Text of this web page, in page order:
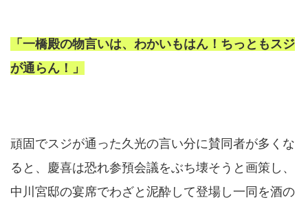
「一橋殿の物言いは、わかいもはん！ちっともスジ
が通らん！」
頑固でスジが通った久光の言い分に賛同者が多くな
ると、慶喜は恐れ参預会議をぶち壊そうと画策し、
中川宮邸の宴席でわざと泥酔して登場し一同を酒の